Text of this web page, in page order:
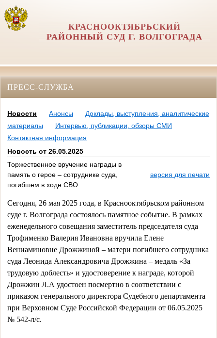
КРАСНООКТЯБРЬСКИЙ
РАЙОННЫЙ СУД Г. ВОЛГОГРАДА
ПРЕСС-СЛУЖБА
Новости Анонсы
Доклады, выступления, аналитические
материалы
Интервью, публикации, обзоры СМИ
Контактная информация
Новость от 26.05.2025
Торжественное вручение награды в
память о герое – сотруднике суда,
погибшем в ходе СВО
версия для печати
Сегодня, 26 мая 2025 года, в Краснооктябрьском районном
суде г. Волгограда состоялось памятное событие. В рамках
еженедельного совещания заместитель председателя суда
Трофименко Валерия Ивановна вручила Елене
Вениаминовне Дрожжиной – матери погибшего сотрудника
суда Леонида Александровича Дрожжина – медаль «За
трудовую доблесть» и удостоверение к награде, которой
Дрожжин Л.А удостоен посмертно в соответствии с
приказом генерального директора Судебного департамента
при Верховном Суде Российской Федерации от 06.05.2025
№ 542-л/с.